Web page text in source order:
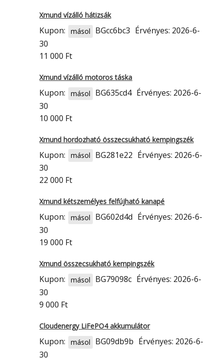
Xmund vízálló hátizsák
Kupon: másol BGcc6bc3 Érvényes: 2026-6-
30
11 000 Ft
Xmund vízálló motoros táska
Kupon: másol BG635cd4 Érvényes: 2026-6-
30
10 000 Ft
Xmund hordozható összecsukható kempingszék
Kupon: másol BG281e22 Érvényes: 2026-6-
30
22 000 Ft
Xmund kétszemélyes felfújható kanapé
Kupon: másol BG602d4d Érvényes: 2026-6-
30
19 000 Ft
Xmund összecsukható kempingszék
Kupon: másol BG79098c Érvényes: 2026-6-
30
9 000 Ft
Cloudenergy LiFePO4 akkumulátor
Kupon: másol BG09db9b Érvényes: 2026-6-
30